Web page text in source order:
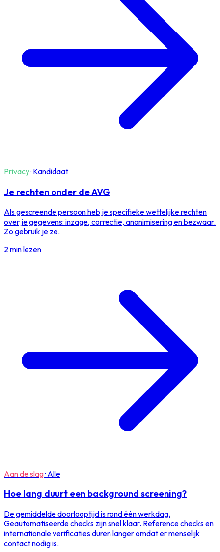
Privacy· Kandidaat
Je rechten onder de AVG
Als gescreende persoon heb je specifieke wettelijke rechten
over je gegevens: inzage, correctie, anonimisering en bezwaar.
Zo gebruik je ze.
2 min lezen
Aan de slag· Alle
Hoe lang duurt een background screening?
De gemiddelde doorlooptijd is rond één werkdag.
Geautomatiseerde checks zijn snel klaar. Reference checks en
internationale verificaties duren langer omdat er menselijk
contact nodig is.